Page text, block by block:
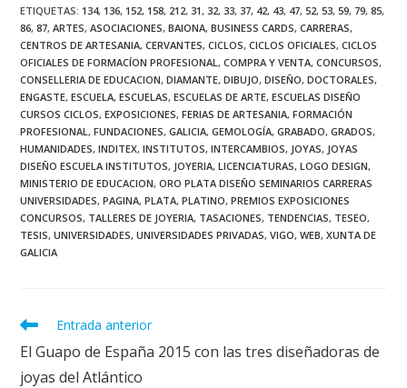
ETIQUETAS: 134, 136, 152, 158, 212, 31, 32, 33, 37, 42, 43, 47, 52, 53, 59, 79, 85,
86, 87, ARTES, ASOCIACIONES, BAIONA, BUSINESS CARDS, CARRERAS,
CENTROS DE ARTESANIA, CERVANTES, CICLOS, CICLOS OFICIALES, CICLOS
OFICIALES DE FORMACÍON PROFESIONAL, COMPRA Y VENTA, CONCURSOS,
CONSELLERIA DE EDUCACION, DIAMANTE, DIBUJO, DISEÑO, DOCTORALES,
ENGASTE, ESCUELA, ESCUELAS, ESCUELAS DE ARTE, ESCUELAS DISEÑO
CURSOS CICLOS, EXPOSICIONES, FERIAS DE ARTESANIA, FORMACIÓN
PROFESIONAL, FUNDACIONES, GALICIA, GEMOLOGÍA, GRABADO, GRADOS,
HUMANIDADES, INDITEX, INSTITUTOS, INTERCAMBIOS, JOYAS, JOYAS
DISEÑO ESCUELA INSTITUTOS, JOYERIA, LICENCIATURAS, LOGO DESIGN,
MINISTERIO DE EDUCACION, ORO PLATA DISEÑO SEMINARIOS CARRERAS
UNIVERSIDADES, PAGINA, PLATA, PLATINO, PREMIOS EXPOSICIONES
CONCURSOS, TALLERES DE JOYERIA, TASACIONES, TENDENCIAS, TESEO,
TESIS, UNIVERSIDADES, UNIVERSIDADES PRIVADAS, VIGO, WEB, XUNTA DE
GALICIA
Leer
artículos
Entrada anterior
El Guapo de España 2015 con las tres diseñadoras de
joyas del Atlántico